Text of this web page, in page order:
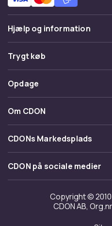
Hjælp og information
Ofte stillede spørgsmål
Spor pakke
Fortryd & returner her
Kontakt os
Trygt køb
Betaling
Levering
Tilbagekaldelser
Opdage
Kategorier
Maerke
Om CDON
Om os
Kundeanmeldelser
Arbejd på CDON
Investor relations
Tilgængelighed
CDONs Markedsplads
Merchant Help Center
CDON på sociale medier
Copyright ©
CDON AB,